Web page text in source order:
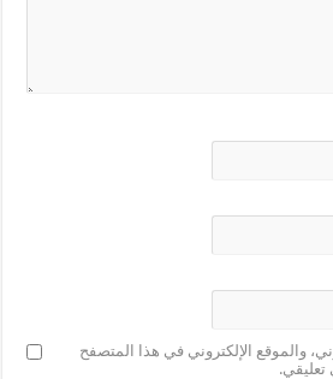
والموقع الإلكتروني في هذا المتصفح
تعليقي.